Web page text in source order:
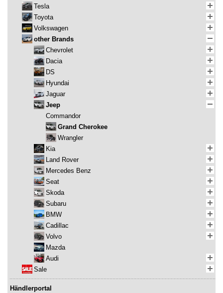
Tesla
Toyota
Volkswagen
other Brands
Chevrolet
Dacia
DS
Hyundai
Jaguar
Jeep
Commandor
Grand Cherokee
Wrangler
Kia
Land Rover
Mercedes Benz
Seat
Skoda
Subaru
BMW
Cadillac
Volvo
Mazda
Audi
Sale
Händlerportal